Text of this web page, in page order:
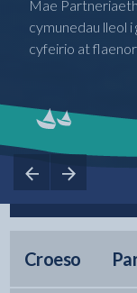
Gweld y sleid
Gweld y
Mae
cymunedau lleol
cyfeirio at
chreu
gwerthfawrogiad
amrywiol Ynys
Croeso